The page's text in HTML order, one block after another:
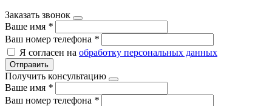
Заказать звонок
Ваше имя *
Ваш номер телефона *
Я согласен на обработку персональных данных
Отправить
Получить консультацию
Ваше имя *
Ваш номер телефона *